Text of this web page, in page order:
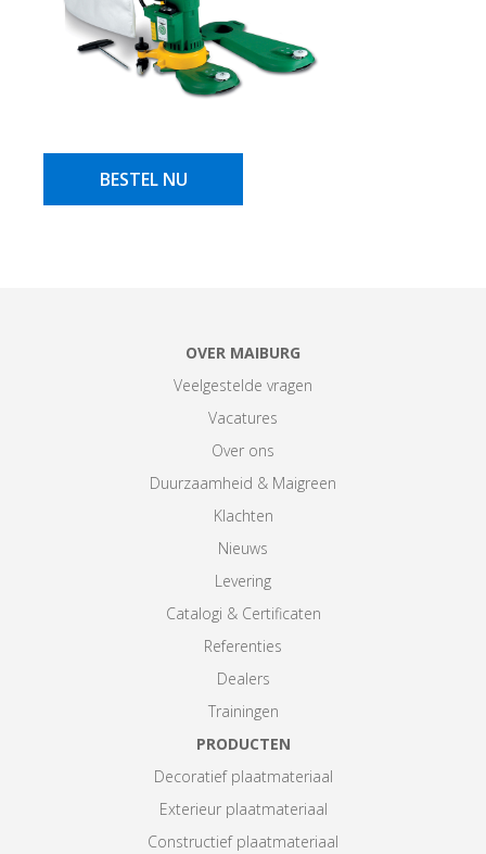
BESTEL NU
OVER MAIBURG
Veelgestelde vragen
Vacatures
Over ons
Duurzaamheid & Maigreen
Klachten
Nieuws
Levering
Catalogi & Certificaten
Referenties
Dealers
Trainingen
PRODUCTEN
Decoratief plaatmateriaal
Exterieur plaatmateriaal
Constructief plaatmateriaal